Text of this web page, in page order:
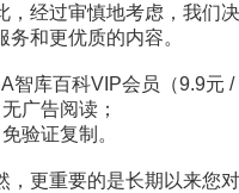
險及防範 12頁
理業務 29頁
營證券業務的審查
業務管理辦法 5頁
業務管理辦法
，经过审慎地考虑，我们
务和更优质的内容。
智库百科VIP会员（9.9元 /
广告阅读；
验证复制。
，更重要的是长期以来您